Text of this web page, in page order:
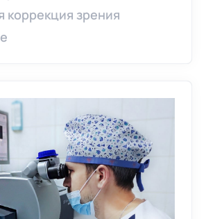
коррекция зрения